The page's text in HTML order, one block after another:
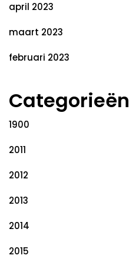
april 2023
maart 2023
februari 2023
Categorieën
1900
2011
2012
2013
2014
2015